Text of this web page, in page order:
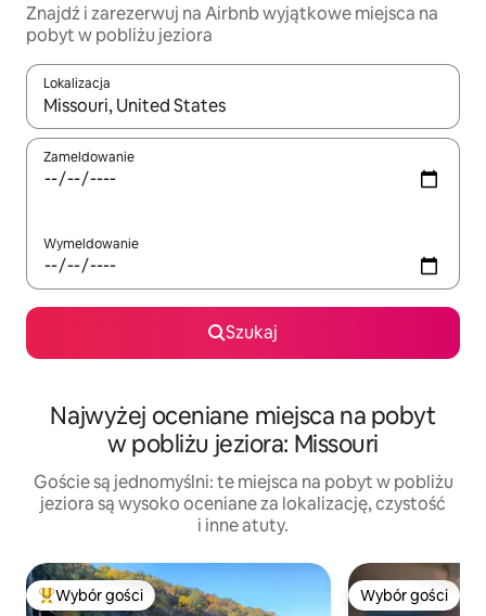
Znajdź i zarezerwuj na Airbnb wyjątkowe miejsca na
pobyt w pobliżu jeziora
Lokalizacja
Gdy wyniki będą dostępne, możesz poruszać się po nich za
Zameldowanie
Wymeldowanie
Szukaj
Najwyżej oceniane miejsca na pobyt
w pobliżu jeziora: Missouri
Goście są jednomyślni: te miejsca na pobyt w pobliżu
jeziora są wysoko oceniane za lokalizację, czystość
i inne atuty.
Najpopularniejsze z kategorii Wybór gości
Wybór gości Wybór gości
Wybór gości